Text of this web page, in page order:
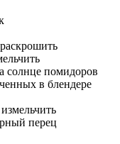
солнце помидоров
в блендере
перец